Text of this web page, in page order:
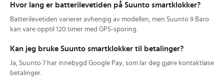
Hvor lang er batterilevetiden på Suunto smartklokker?
Batterilevetiden varierer avhengig av modellen, men Suunto 9 Baro
kan vare opptil 120 timer med GPS-sporing.
Kan jeg bruke Suunto smartklokker til betalinger?
Ja, Suunto 7 har innebygd Google Pay, som lar deg gjøre kontaktløse
betalinger.